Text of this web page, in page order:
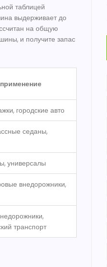
таблицей
выдерживает до
на общую
и получите запас
городские авто
седаны,
универсалы
внедорожники,
транспорт